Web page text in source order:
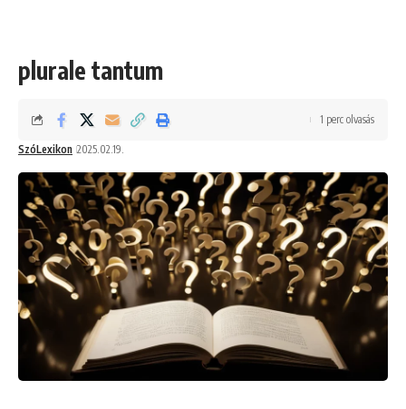
plurale tantum
SzóLexikon 2025.02.19.
1 perc olvasás